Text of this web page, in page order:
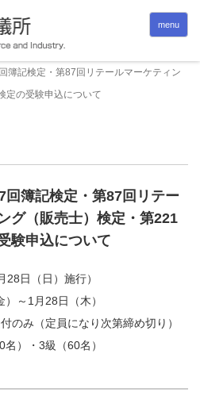
menu
簿記検定・第87回リテールマーケティン
定の受験申込について
回簿記検定・第87回リテー
グ（販売士）検定・第221
験申込について
日（日）施行）
～1月28日（木）
のみ（定員になり次第締め切り）
）・3級（60名）